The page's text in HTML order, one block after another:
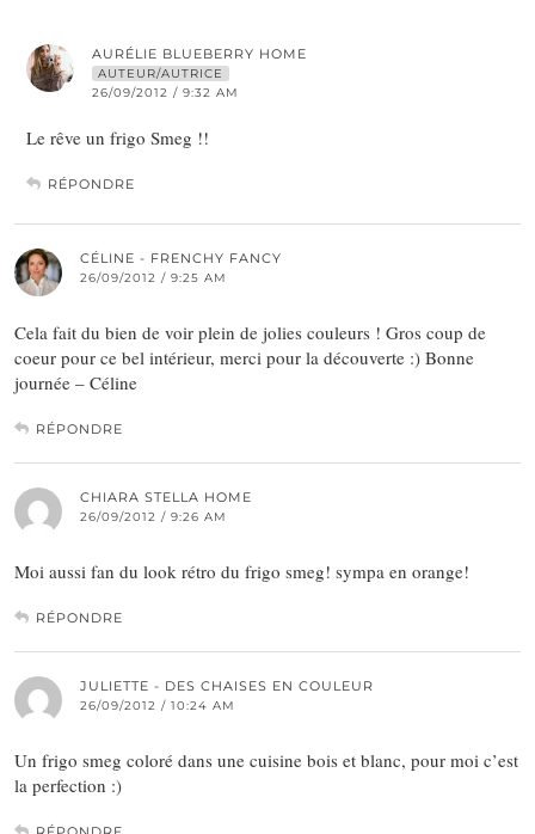
AURÉLIE BLUEBERRY HOME
AUTEUR/AUTRICE
26/09/2012 / 9:32 AM
Le rêve un frigo Smeg !!
RÉPONDRE
CÉLINE - FRENCHY FANCY
26/09/2012 / 9:25 AM
Cela fait du bien de voir plein de jolies couleurs ! Gros coup de
coeur pour ce bel intérieur, merci pour la découverte :) Bonne
journée – Céline
RÉPONDRE
CHIARA STELLA HOME
26/09/2012 / 9:26 AM
Moi aussi fan du look rétro du frigo smeg! sympa en orange!
RÉPONDRE
JULIETTE - DES CHAISES EN COULEUR
26/09/2012 / 10:24 AM
Un frigo smeg coloré dans une cuisine bois et blanc, pour moi c’est
la perfection :)